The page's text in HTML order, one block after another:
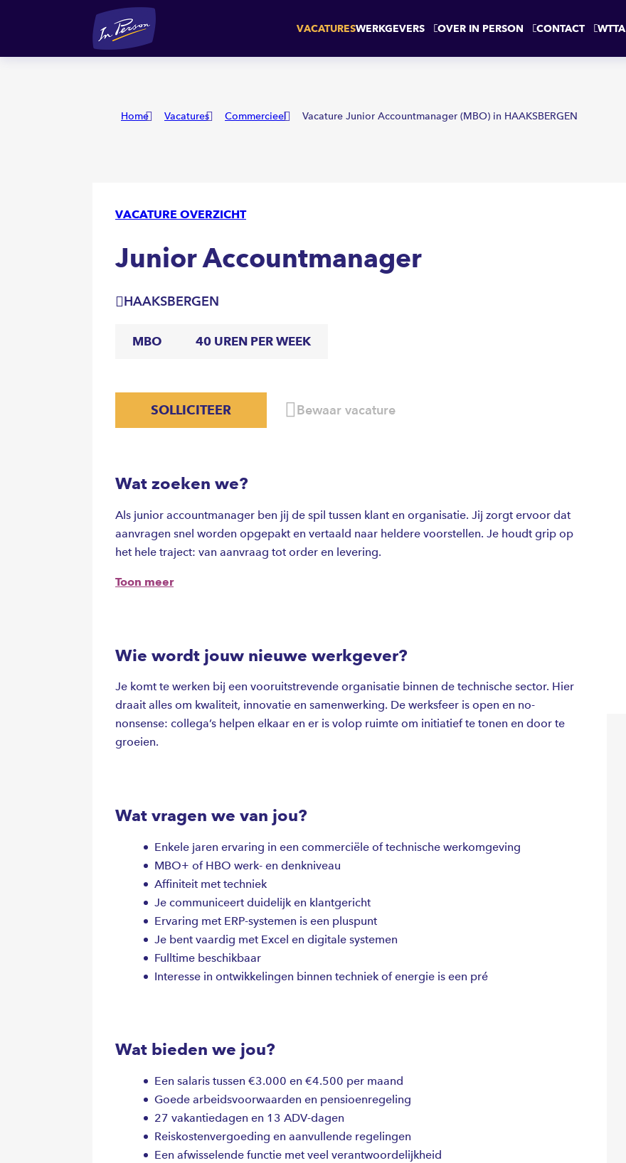
VACATURESWERKGEVERS OVER IN PERSON CONTACT WTTA
Home Vacatures Commercieel Vacature Junior Accountmanager (MBO) in HAAKSBERGEN
VACATURE OVERZICHT
Junior Accountmanager
HAAKSBERGEN
MBO 40 UREN PER WEEK
SOLLICITEER Bewaar vacature
Wat zoeken we?
Als junior accountmanager ben jij de spil tussen klant en organisatie. Jij zorgt ervoor dat
aanvragen snel worden opgepakt en vertaald naar heldere voorstellen. Je houdt grip op
het hele traject: van aanvraag tot order en levering.
Toon meer
Wie wordt jouw nieuwe werkgever?
Je komt te werken bij een vooruitstrevende organisatie binnen de technische sector. Hier
draait alles om kwaliteit, innovatie en samenwerking. De werksfeer is open en no-
nonsense: collega’s helpen elkaar en er is volop ruimte om initiatief te tonen en door te
groeien.
Wat vragen we van jou?
Enkele jaren ervaring in een commerciële of technische werkomgeving
MBO+ of HBO werk- en denkniveau
Affiniteit met techniek
Je communiceert duidelijk en klantgericht
Ervaring met ERP-systemen is een pluspunt
Je bent vaardig met Excel en digitale systemen
Fulltime beschikbaar
Interesse in ontwikkelingen binnen techniek of energie is een pré
Wat bieden we jou?
Een salaris tussen €3.000 en €4.500 per maand
Goede arbeidsvoorwaarden en pensioenregeling
27 vakantiedagen en 13 ADV-dagen
Reiskostenvergoeding en aanvullende regelingen
Een afwisselende functie met veel verantwoordelijkheid
Junior Accountmanager HAAKSBERGEN